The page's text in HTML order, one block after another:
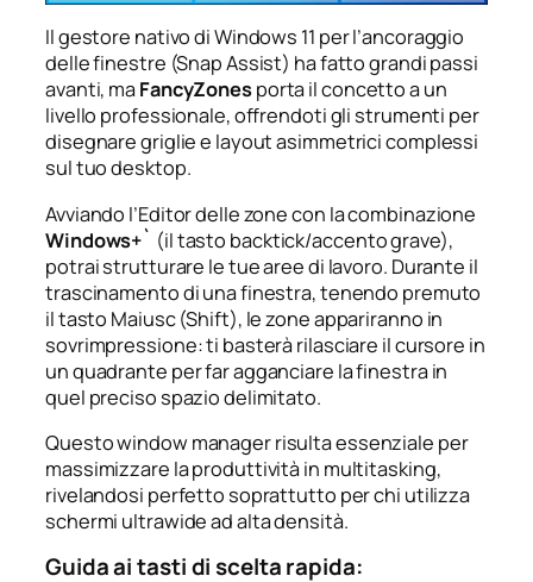
Il gestore nativo di Windows 11 per l’ancoraggio
delle finestre (Snap Assist) ha fatto grandi passi
avanti, maFancyZonesporta il concetto a un
livello professionale, offrendoti gli strumenti per
disegnare griglie e layout asimmetrici complessi
sul tuo desktop.
Avviando l’Editor delle zone con la combinazione
Windows+` (il tasto backtick/accento grave),
potrai strutturare le tue aree di lavoro. Durante il
trascinamento di una finestra, tenendo premuto
il tasto Maiusc(Shift), le zone appariranno in
sovrimpressione: ti basterà rilasciare il cursore in
un quadrante per far agganciare la finestra in
quel preciso spazio delimitato.
Questo window manager risulta essenziale per
massimizzare la produttività in multitasking,
rivelandosi perfetto soprattutto per chi utilizza
schermi ultrawide ad alta densità.
Guida ai tasti di scelta rapida: